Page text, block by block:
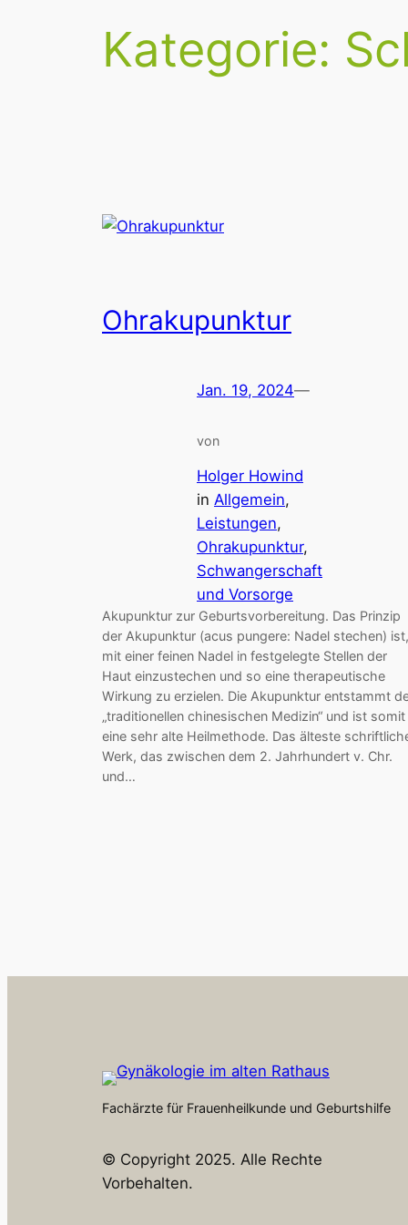
Kategorie:
Ohrakupunktur
Jan. 19, 2024—
von
Holger Howind
in Allgemein
Leistungen
Ohrakupunktur
Schwangerschaft
und Vorsorge
Akupunktur zur Geburtsvorbereitung. Das Prinzip
der Akupunktur (acus pungere: Nadel stechen) ist,
mit einer feinen Nadel in festgelegte Stellen der
Haut einzustechen und so eine therapeutische
Wirkung zu erzielen. Die Akupunktur entstammt
„traditionellen chinesischen Medizin“ und ist somit
eine sehr alte Heilmethode. Das älteste
Werk, das zwischen dem 2. Jahrhundert v. Chr.
und…
Fachärzte für Frauenheilkunde und Geburtshilfe
© Copyright 2025. Alle Rechte
Vorbehalten.